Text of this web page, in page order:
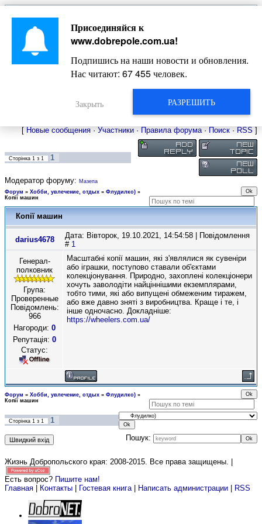
Главная
Новости
Довідкова
Фото
Оголошення
Видео
Жизнь Добропольского края
[ Новые сообщения · Участники · Правила форума· Поиск · RSS ]
Сторінка 1 з 1 1
Модератор форуму: Мазепа
Форум » Хобби, увлечение, отдых » Флудилко) »
Копії машин
Копії машин
darius4678
Дата: Вівторок, 19.10.2021, 14:54:58 | Повідомлення
# 1
Генерал-
полковник
Група:
Проверенные
Повідомлень:
966
Нагороди: 0
Репутація: 0
Статус:
Масштабні копії машин, які з'являлися як сувеніри
або іграшки, поступово ставали об'єктами
колекціонування. Природно, захоплені колекціонери
хочуть заволодіти найціннішими екземплярами,
тобто тими, які або випущені обмеженим тиражем,
або вже давно зняті з виробництва. Краще і те, і
інше одночасно. Докладніше:
https://wheelers.com.ua/
Форум » Хобби, увлечение, отдых » Флудилко) »
Копії машин
Сторінка 1 з 1
1
Пошук:
Жизнь Добропольского края: 2008-2015. Все права защищены. |
Есть вопрос? Пишите нам!
Главная
Контакты Гостевая книга| Написать администрации RSS
Присоединяйся к
www.dobrepole.com.ua!
Подпишись на наши новости и обновления.
Нас читают: 67 455человек.
РАЗРЕШИТЬ
Закрыть